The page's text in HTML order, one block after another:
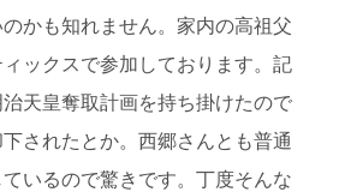
かも知れません。家内の高祖父
ックスで参加しております。記
天皇奪取計画を持ち掛けたので
されたとか。西郷さんとも普通
いるので驚きです。丁度そんな